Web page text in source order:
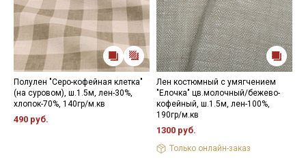
Полулен "Серо-кофейная клетка"
(на суровом), ш.1.5м, лен-30%,
хлопок-70%, 140гр/м.кв
490 руб.
Лен костюмный с умягчением
"Елочка" цв.молочный/бежево-
кофейный, ш.1.5м, лен-100%,
190гр/м.кв
1300 руб.
Только онлайн-заказ